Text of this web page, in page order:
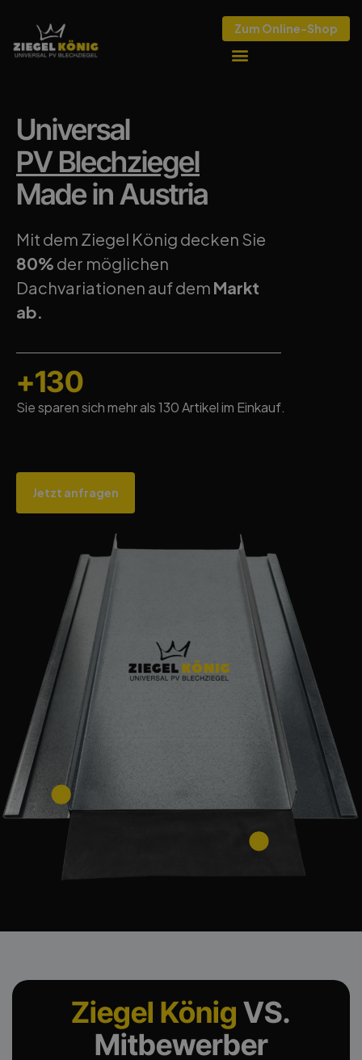
Zum Online-Shop
Universal
PV Blechziegel
Made in Austria
Mit dem Ziegel König decken Sie
80% der möglichen
Dachvariationen auf dem Markt
ab.
+130
Sie sparen sich mehr als 130 Artikel im Einkauf.
Jetzt anfragen
Ziegel König VS.
Mitbewerber